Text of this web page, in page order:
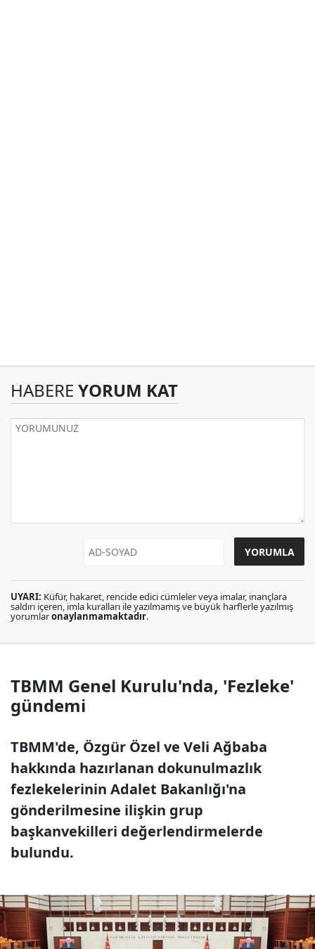
HABERE YORUM KAT
UYARI: Küfür, hakaret, rencide edici cümleler veya imalar, inançlara
saldırı içeren, imla kuralları ile yazılmamış ve büyük harflerle yazılmış
yorumlaronaylanmamaktadır.
TBMM Genel Kurulu'nda, 'Fezleke'
gündemi
TBMM'de, Özgür Özel ve Veli Ağbaba
hakkında hazırlanan dokunulmazlık
fezlekelerinin Adalet Bakanlığı'na
gönderilmesine ilişkin grup
başkanvekilleri değerlendirmelerde
bulundu.